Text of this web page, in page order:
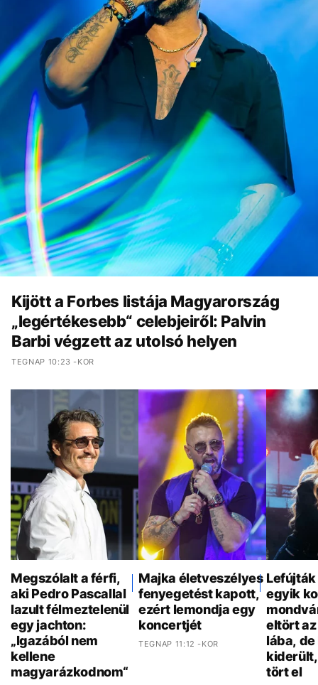
Kijött a Forbes listája Magyarország
„legértékesebb“ celebjeiről: Palvin
Barbi végzett az utolsó helyen
TEGNAP 10:23 -KOR
Megszólalt a férfi,
aki Pedro Pascallal
lazult félmeztelenül
egy jachton:
„Igazából nem
kellene
magyarázkodnom“
Majka életveszélyes
fenyegetést kapott,
ezért lemondja egy
koncertjét
TEGNAP 11:12 -KOR
Lefújták
egyik
eltört
lába,
tört el